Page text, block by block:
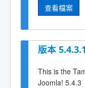
查看檔案
版本 5.4.3.1
This is the
Joomla! 5.4.3